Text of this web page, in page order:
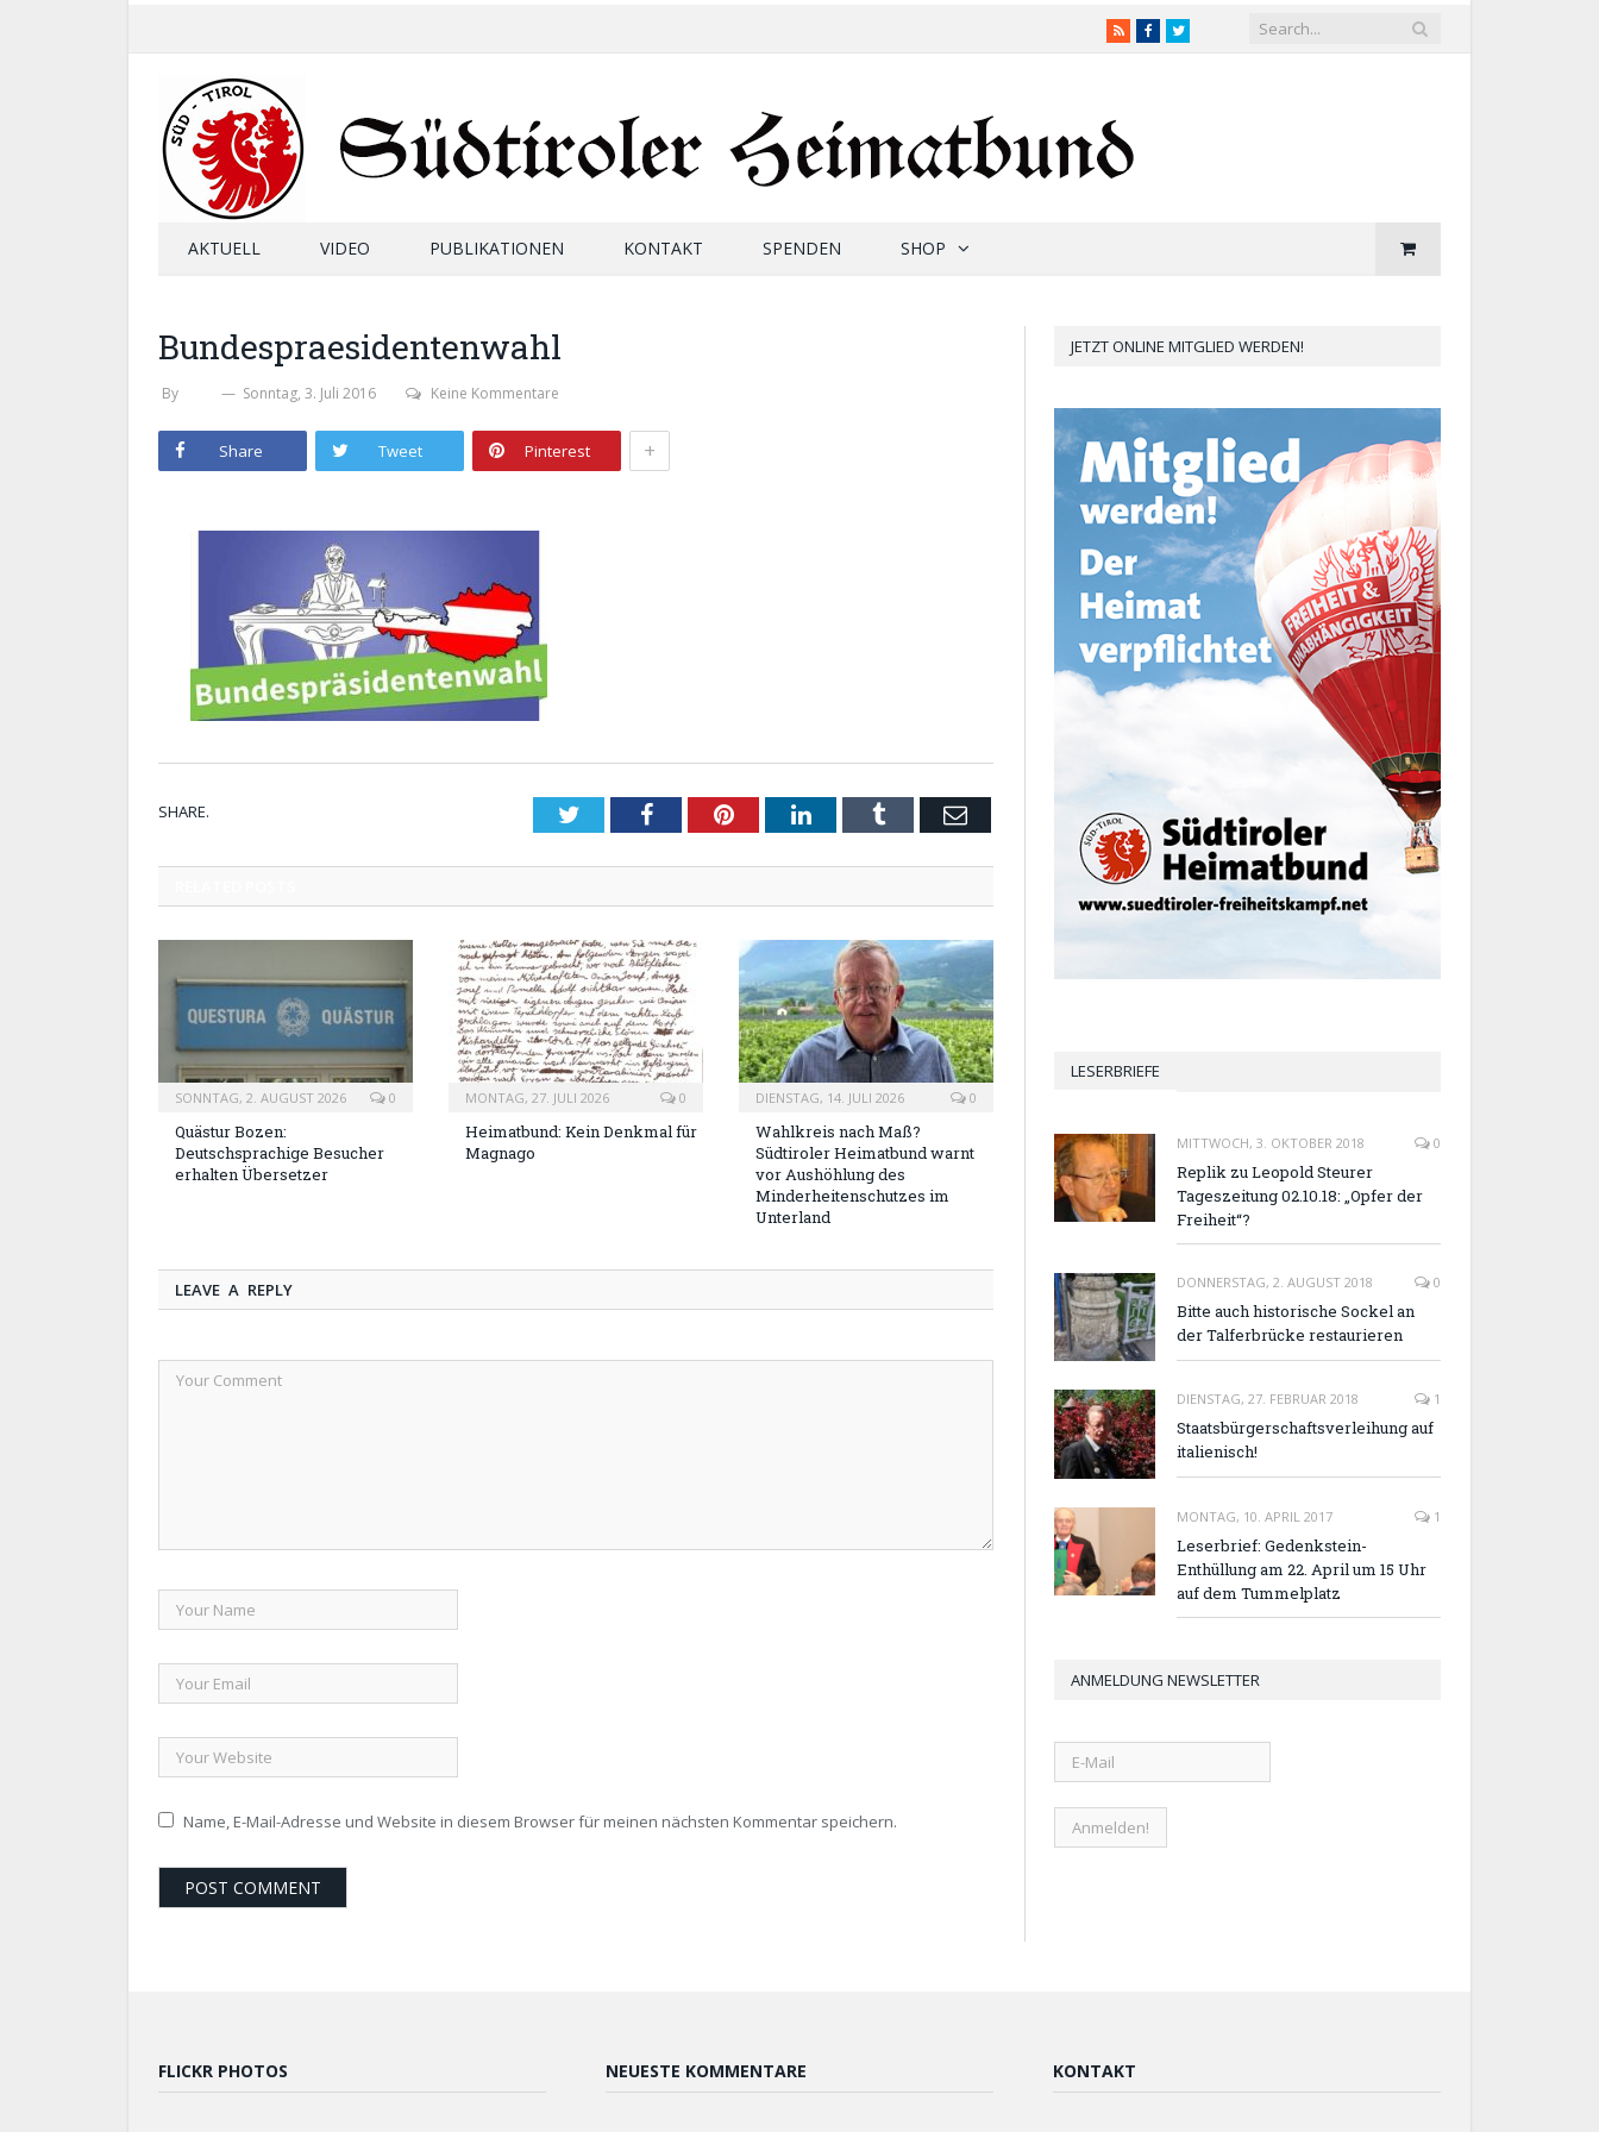
RSSFacebookTwitter
AKTUELL VIDEO PUBLIKATIONEN KONTAKT SPENDEN SHOP
Bundespraesidentenwahl
By Sonntag, 3. Juli 2016 Keine Kommentare
Share Tweet Pinterest +
SHARE. TwitterFacebookPinterestLinkedInTumblr Email
SONNTAG, 2. AUGUST 2026 0
Quästur Bozen:
Deutschsprachige Besucher
erhalten Übersetzer
MONTAG, 27. JULI 2026 0
Heimatbund: Kein Denkmal für
Magnago
DIENSTAG, 14. JULI 2026 0
Wahlkreis nach Maß?
Südtiroler Heimatbund warnt
vor Aushöhlung des
Minderheitenschutzes im
Unterland
LEAVE A REPLY
Name, E-Mail-Adresse und Website in diesem Browser für meinen nächsten Kommentar speichern.
JETZT ONLINE MITGLIED WERDEN!
LESERBRIEFE
MITTWOCH, 3. OKTOBER 2018 0
Replik zu Leopold Steurer
Tageszeitung 02.10.18: „Opfer der
Freiheit“?
DONNERSTAG, 2. AUGUST 2018 0
Bitte auch historische Sockel an
der Talferbrücke restaurieren
DIENSTAG, 27. FEBRUAR 2018 1
Staatsbürgerschaftsverleihung auf
italienisch!
MONTAG, 10. APRIL 2017 1
Leserbrief: Gedenkstein-
Enthüllung am 22. April um 15 Uhr
auf dem Tummelplatz
ANMELDUNG NEWSLETTER
FLICKR PHOTOS NEUESTE KOMMENTARE KONTAKT